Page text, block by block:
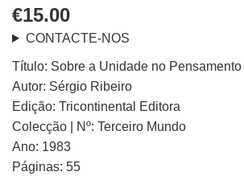
€15.00
CONTACTE-NOS
Título: Sobre a Unidade no Pensamento
Autor: Sérgio Ribeiro
Edição: Tricontinental Editora
Colecção | Nº: Terceiro Mundo
Ano: 1983
Páginas: 55